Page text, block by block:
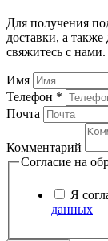
Для получения
доставки, а
свяжитесь с нами.
Имя
Телефон *
Почта
Комментарий
Согласие на
Я
данных